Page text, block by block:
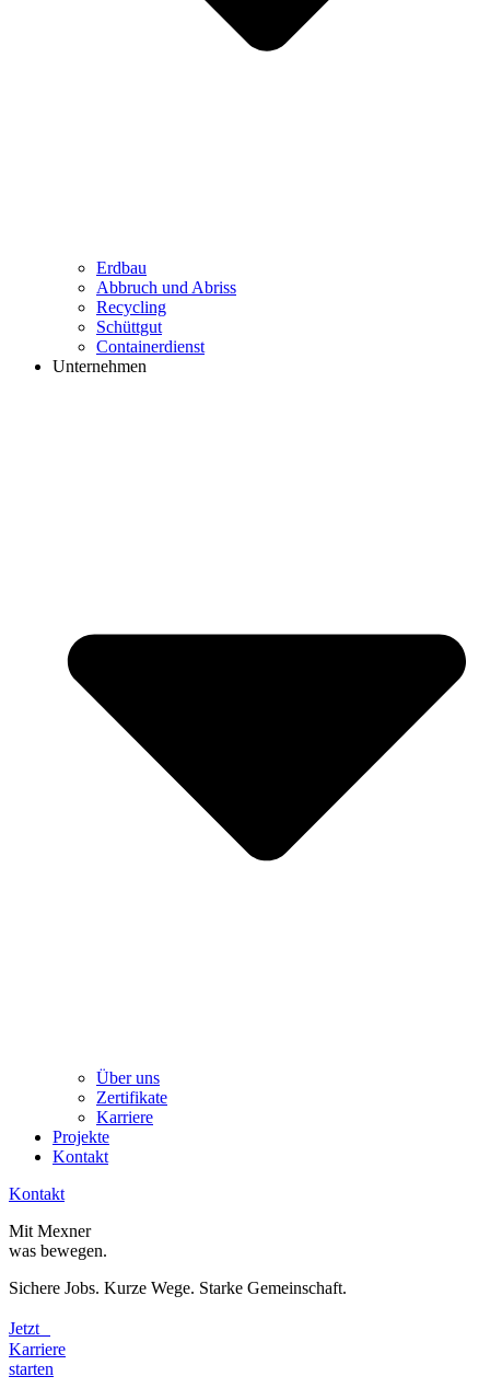
Erdbau
Abbruch und Abriss
Recycling
Schüttgut
Containerdienst
Unternehmen
Über uns
Zertifikate
Karriere
Projekte
Kontakt
Kontakt
Mit Mexner
was bewegen.
Sichere Jobs. Kurze Wege. Starke Gemeinschaft.
Jetzt
Karriere
starten